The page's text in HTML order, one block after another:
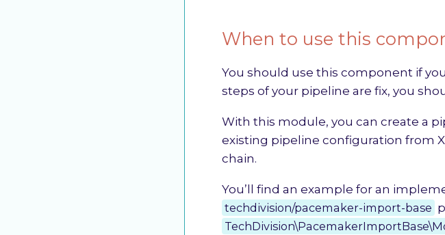
When to use this
You should use this component if
steps of your pipeline are fix, you
With this module, you can create a
existing pipeline configuration from
chain.
You’ll find an example for an
techdivision/pacemaker-import-base